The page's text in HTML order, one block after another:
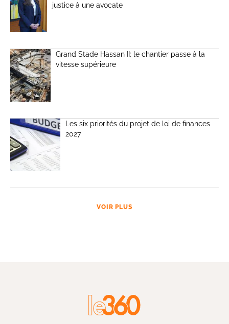
justice à une avocate
Grand Stade Hassan II: le chantier passe à la
vitesse supérieure
Les six priorités du projet de loi de finances
2027
VOIR PLUS